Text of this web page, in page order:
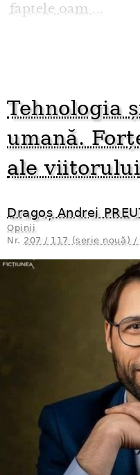
faptele oam ...
Tehnologia
umană.
ale viitorului
Dragoș Andrei
Opinii
Nr. 207 / 117 (serie nouă) /